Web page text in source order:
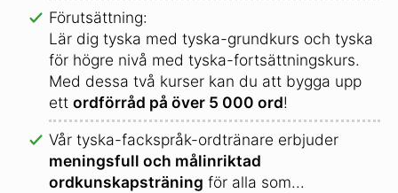
Förutsättning:
Lär dig tyska med tyska-grundkurs och tyska
för högre nivå med tyska-fortsättningskurs.
Med dessa två kurser kan du att bygga upp
ett ordförråd på över 5 000 ord!
Vår tyska-fackspråk-ordtränare erbjuder
meningsfull och målinriktad
ordkunskapsträning för alla som...